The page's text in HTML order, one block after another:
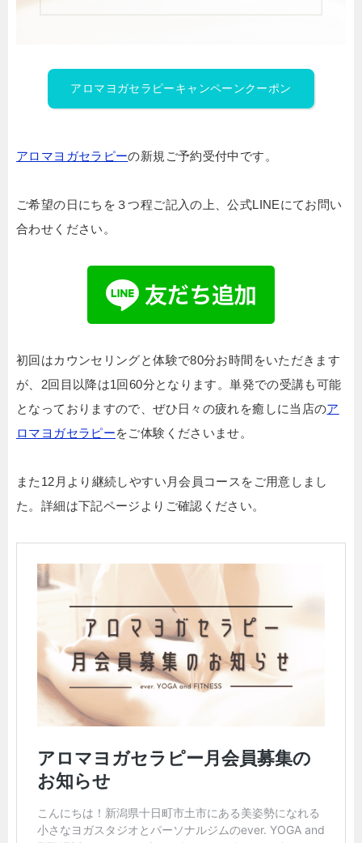
アロマヨガセラピーキャンペーンクーポン
アロマヨガセラピーの新規ご予約受付中です。
ご希望の日にちを３つ程ご記入の上、公式LINEにてお問い
合わせください。
初回はカウンセリングと体験で80分お時間をいただきます
が、2回目以降は1回60分となります。単発での受講も可能
となっておりますので、ぜひ日々の疲れを癒しに当店のア
ロマヨガセラピーをご体験くださいませ。
また12月より継続しやすい月会員コースをご用意しまし
た。詳細は下記ページよりご確認ください。